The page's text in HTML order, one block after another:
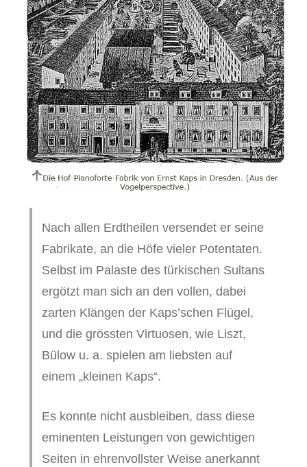
Nach allen Erdtheilen versendet er seine
Fabrikate, an die Höfe vieler Potentaten.
Selbst im Palaste des türkischen Sultans
ergötzt man sich an den vollen, dabei
zarten Klängen der Kaps’schen Flügel,
und die grössten Virtuosen, wie Liszt,
Bülow u. a. spielen am liebsten auf
einem „kleinen Kaps“.
Es konnte nicht ausbleiben, dass diese
eminenten Leistungen von gewichtigen
Seiten in ehrenvollster Weise anerkannt